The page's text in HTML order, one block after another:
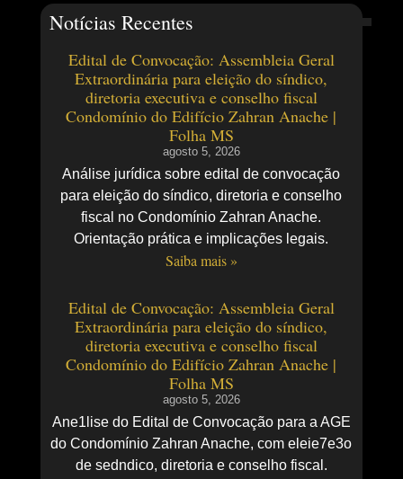
Notícias Recentes
Edital de Convocação: Assembleia Geral
Extraordinária para eleição do síndico,
diretoria executiva e conselho fiscal
Condomínio do Edifício Zahran Anache |
Folha MS
agosto 5, 2026
Análise jurídica sobre edital de convocação
para eleição do síndico, diretoria e conselho
fiscal no Condomínio Zahran Anache.
Orientação prática e implicações legais.
Saiba mais »
Edital de Convocação: Assembleia Geral
Extraordinária para eleição do síndico,
diretoria executiva e conselho fiscal
Condomínio do Edifício Zahran Anache |
Folha MS
agosto 5, 2026
Ane1lise do Edital de Convocação para a AGE
do Condomínio Zahran Anache, com eleie7e3o
de sedndico, diretoria e conselho fiscal.